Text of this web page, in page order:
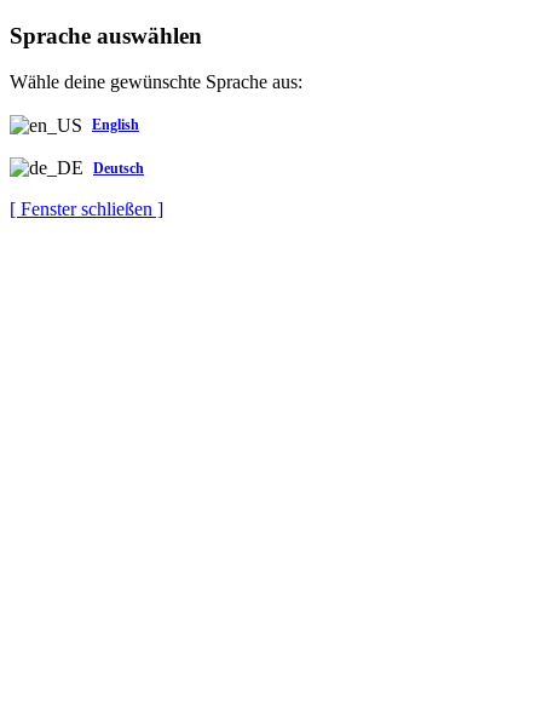
Sprache auswählen
Wähle deine gewünschte Sprache aus:
English
Deutsch
[ Fenster schließen ]